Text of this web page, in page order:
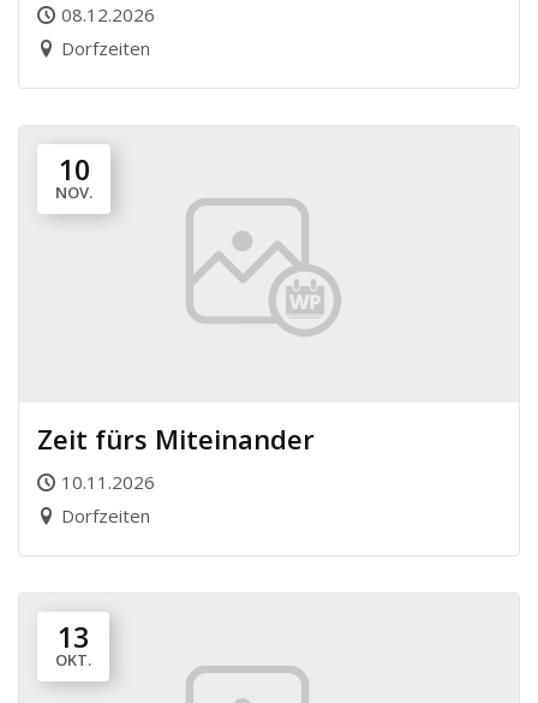
08.12.2026
Dorfzeiten
10
NOV.
Zeit fürs Miteinander
10.11.2026
Dorfzeiten
13
OKT.